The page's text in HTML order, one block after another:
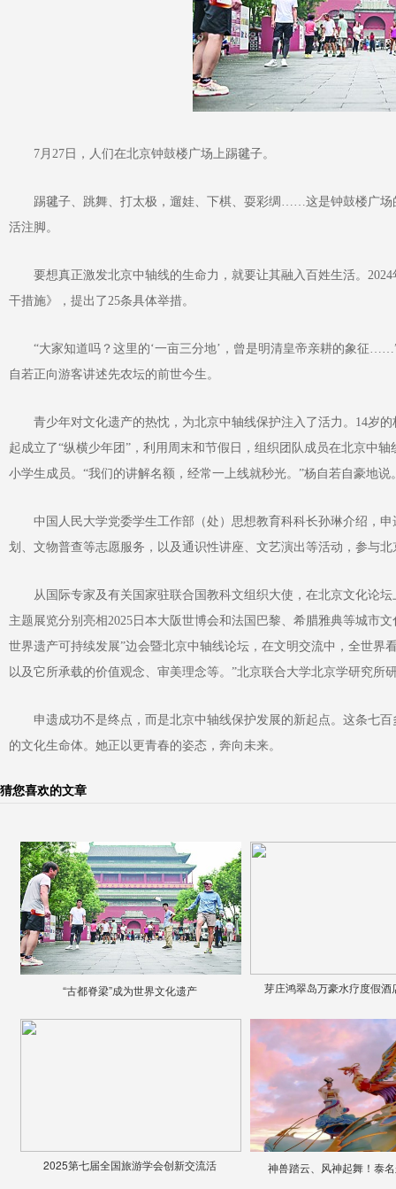
7月27日，人们在北京钟鼓楼广场上踢毽子。
踢毽子、跳舞、打太极，遛娃、下棋、耍彩绸……这是钟鼓楼广场
活注脚。
要想真正激发北京中轴线的生命力，就要让其融入百姓生活。2024
干措施》，提出了25条具体举措。
“大家知道吗？这里的‘一亩三分地’，曾是明清皇帝亲耕的象征
自若正向游客讲述先农坛的前世今生。
青少年对文化遗产的热忱，为北京中轴线保护注入了活力。14岁的
起成立了“纵横少年团”，利用周末和节假日，组织团队成员在北京中
小学生成员。“我们的讲解名额，经常一上线就秒光。”杨自若自豪地说
中国人民大学党委学生工作部（处）思想教育科科长孙琳介绍，申
划、文物普查等志愿服务，以及通识性讲座、文艺演出等活动，参与
从国际专家及有关国家驻联合国教科文组织大使，在北京文化论坛
主题展览分别亮相2025日本大阪世博会和法国巴黎、希腊雅典等城市
世界遗产可持续发展”边会暨北京中轴线论坛，在文明交流中，全世界
以及它所承载的价值观念、审美理念等。”北京联合大学北京学研究所
申遗成功不是终点，而是北京中轴线保护发展的新起点。这条七百
的文化生命体。她正以更青春的姿态，奔向未来。
猜您喜欢的文章
“古都脊梁”成为世界文化遗产 芽庄鸿翠岛万豪水疗度假酒
2025第七届全国旅游学会创新交流活 神兽踏云、风神起舞！泰